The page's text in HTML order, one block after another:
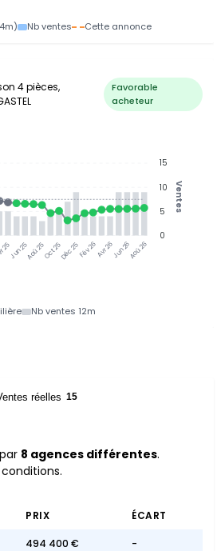
Nb ventes Cette annonce
4 pièces,
Favorable
acheteur
25Jun 25Aoû 25Oct 25Déc 25Fév 26Avr 26Jun 26Aoû 26
15
10
5
0
Ventes
Nb ventes 12m
réelles 15
8 agences différentes.
PRIX ÉCART
494 400 € -